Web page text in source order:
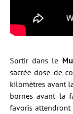
Sortir dans le
sacrée dose de
kilomètres avant
bornes avant la
favoris attendront